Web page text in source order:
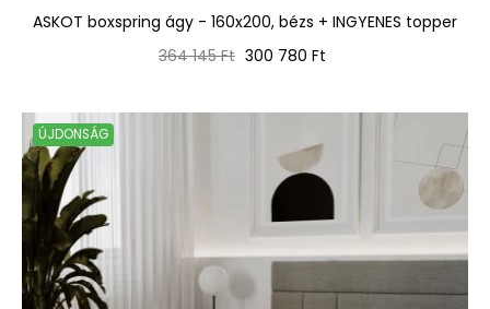
ASKOT boxspring ágy - 160x200, bézs + INGYENES topper
Normál
364 145 Ft Ár
300 780 Ft
ÚJDONSÁG